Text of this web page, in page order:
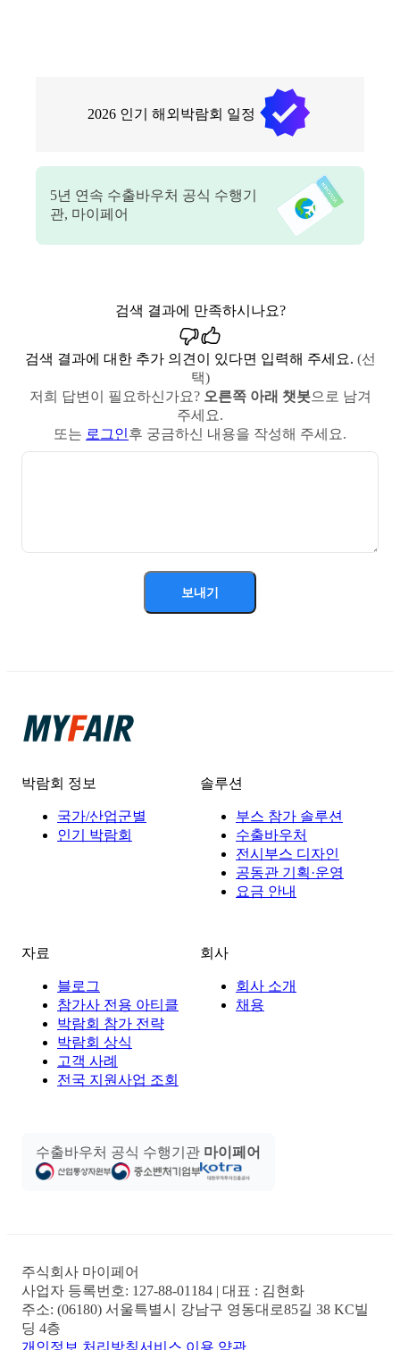
2026 인기 해외박람회 일정
5년 연속 수출바우처 공식 수행기
관, 마이페어
검색 결과에 만족하시나요?
검색 결과에 대한 추가 의견이 있다면 입력해 주세요. (선
택)
저희 답변이 필요하신가요? 오른쪽 아래 챗봇으로 남겨
주세요.
또는 로그인후 궁금하신 내용을 작성해 주세요.
보내기
박람회 정보
국가/산업군별
인기 박람회
솔루션
부스 참가 솔루션
수출바우처
전시부스 디자인
공동관 기획·운영
요금 안내
자료
블로그
참가사 전용 아티클
박람회 참가 전략
박람회 상식
고객 사례
전국 지원사업 조회
회사
회사 소개
채용
수출바우처 공식 수행기관 마이페어
주식회사 마이페어
사업자 등록번호: 127-88-01184 | 대표 : 김현화
주소: (06180) 서울특별시 강남구 영동대로85길 38 KC빌
딩 4층
개인정보 처리방침서비스 이용 약관